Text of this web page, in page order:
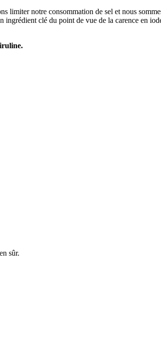
limiter notre consommation de sel et nous
ingrédient clé du point de vue de la carence en
sûr.